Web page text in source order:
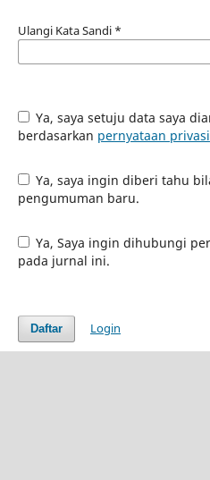
Ulangi Kata Sandi *
Ya, saya setuju data saya diambil dan disimpan
berdasarkan pernyataan privasi
Ya, saya ingin diberi tahu bila ada terbitan dan
pengumuman baru.
Ya, Saya ingin dihubungi permintaan mereview naskah
pada jurnal ini.
Daftar Login